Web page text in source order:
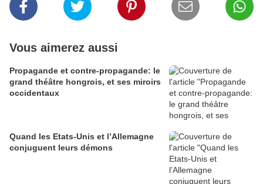
Vous aimerez aussi
Propagande et contre-propagande: le
grand théâtre hongrois, et ses miroirs
occidentaux
Quand les Etats-Unis et l’Allemagne
conjuguent leurs démons